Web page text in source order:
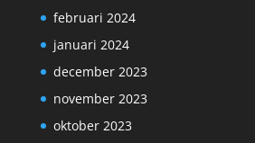
februari 2024
januari 2024
december 2023
november 2023
oktober 2023